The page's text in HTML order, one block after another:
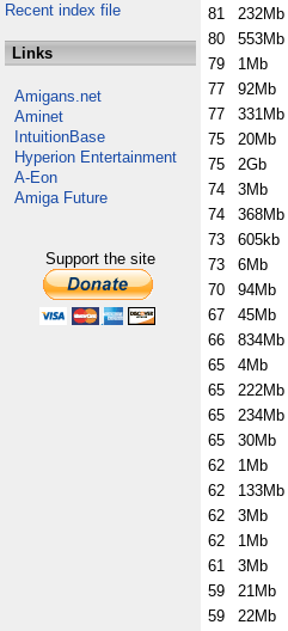
Recent index file
Links
Amigans.net
Aminet
IntuitionBase
Hyperion Entertainment
A-Eon
Amiga Future
Support the site
81
232Mb
80
553Mb
79
1Mb
77
92Mb
77
331Mb
75
20Mb
75
2Gb
74
3Mb
74
368Mb
73
605kb
73
6Mb
70
94Mb
67
45Mb
66
834Mb
65
4Mb
65
222Mb
65
234Mb
65
30Mb
62
1Mb
62
133Mb
62
3Mb
62
1Mb
61
3Mb
59
21Mb
59
22Mb